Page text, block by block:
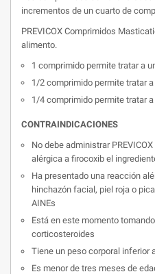
incrementos de un cuarto de
PREVICOX Comprimidos
alimento.
1 comprimido permite tratar a
1/2 comprimido permite tratar a
1/4 comprimido permite tratar a
CONTRAINDICACIONES
No debe administrar
alérgica a firocoxib el
Ha presentado una reacción
hinchazón facial, piel roja o
AINEs
Está en este momento
corticosteroides
Tiene un peso corporal inferior
Es menor de tres meses de